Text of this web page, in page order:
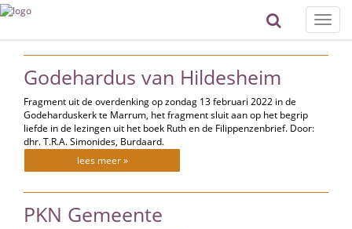
Toggle
Godehardus van Hildesheim
Fragment uit de overdenking op zondag 13 februari 2022 in de
Godeharduskerk te Marrum, het fragment sluit aan op het begrip
liefde in de lezingen uit het boek Ruth en de Filippenzenbrief. Door:
dhr. T.R.A. Simonides, Burdaard.
lees meer »
PKN Gemeente